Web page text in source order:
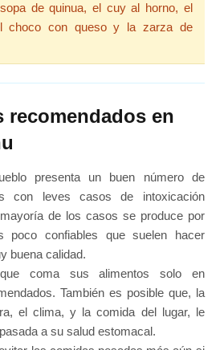
de quinua, el cuy al horno, el
choco con queso y la zarza de
recomendados en
presenta un buen número de
con leves casos de intoxicación
de los casos se produce por
poco confiables que suelen hacer
buena calidad.
coma sus alimentos solo en
También es posible que, la
el clima, y la comida del lugar, le
a su salud estomacal.